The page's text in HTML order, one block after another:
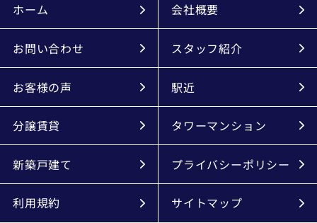
ホーム 会社概要
お問い合わせ スタッフ紹介
お客様の声 駅近
分譲賃貸 タワーマンション
新築戸建て プライバシーポリシー
利用規約 サイトマップ